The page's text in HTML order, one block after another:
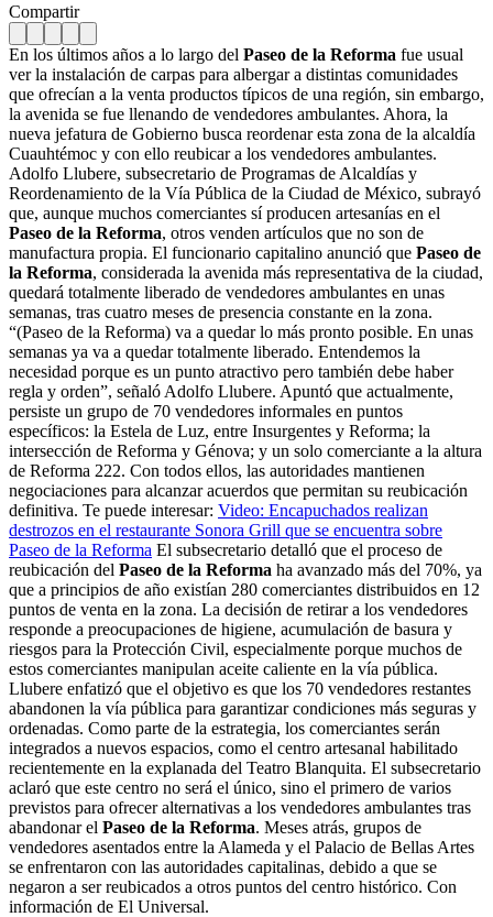
Compartir
En los últimos años a lo largo del Paseo de la Reforma fue usual
ver la instalación de carpas para albergar a distintas comunidades
que ofrecían a la venta productos típicos de una región, sin embargo,
la avenida se fue llenando de vendedores ambulantes. Ahora, la
nueva jefatura de Gobierno busca reordenar esta zona de la alcaldía
Cuauhtémoc y con ello reubicar a los vendedores ambulantes.
Adolfo Llubere, subsecretario de Programas de Alcaldías y
Reordenamiento de la Vía Pública de la Ciudad de México, subrayó
que, aunque muchos comerciantes sí producen artesanías en el
Paseo de la Reforma, otros venden artículos que no son de
manufactura propia. El funcionario capitalino anunció que Paseo de
la Reforma, considerada la avenida más representativa de la ciudad,
quedará totalmente liberado de vendedores ambulantes en unas
semanas, tras cuatro meses de presencia constante en la zona.
“(Paseo de la Reforma) va a quedar lo más pronto posible. En unas
semanas ya va a quedar totalmente liberado. Entendemos la
necesidad porque es un punto atractivo pero también debe haber
regla y orden”, señaló Adolfo Llubere. Apuntó que actualmente,
persiste un grupo de 70 vendedores informales en puntos
específicos: la Estela de Luz, entre Insurgentes y Reforma; la
intersección de Reforma y Génova; y un solo comerciante a la altura
de Reforma 222. Con todos ellos, las autoridades mantienen
negociaciones para alcanzar acuerdos que permitan su reubicación
definitiva. Te puede interesar: Video: Encapuchados realizan
destrozos en el restaurante Sonora Grill que se encuentra sobre
Paseo de la Reforma El subsecretario detalló que el proceso de
reubicación del Paseo de la Reforma ha avanzado más del 70%, ya
que a principios de año existían 280 comerciantes distribuidos en 12
puntos de venta en la zona. La decisión de retirar a los vendedores
responde a preocupaciones de higiene, acumulación de basura y
riesgos para la Protección Civil, especialmente porque muchos de
estos comerciantes manipulan aceite caliente en la vía pública.
Llubere enfatizó que el objetivo es que los 70 vendedores restantes
abandonen la vía pública para garantizar condiciones más seguras y
ordenadas. Como parte de la estrategia, los comerciantes serán
integrados a nuevos espacios, como el centro artesanal habilitado
recientemente en la explanada del Teatro Blanquita. El subsecretario
aclaró que este centro no será el único, sino el primero de varios
previstos para ofrecer alternativas a los vendedores ambulantes tras
abandonar el Paseo de la Reforma. Meses atrás, grupos de
vendedores asentados entre la Alameda y el Palacio de Bellas Artes
se enfrentaron con las autoridades capitalinas, debido a que se
negaron a ser reubicados a otros puntos del centro histórico. Con
información de El Universal.